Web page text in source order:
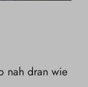
nah dran wie